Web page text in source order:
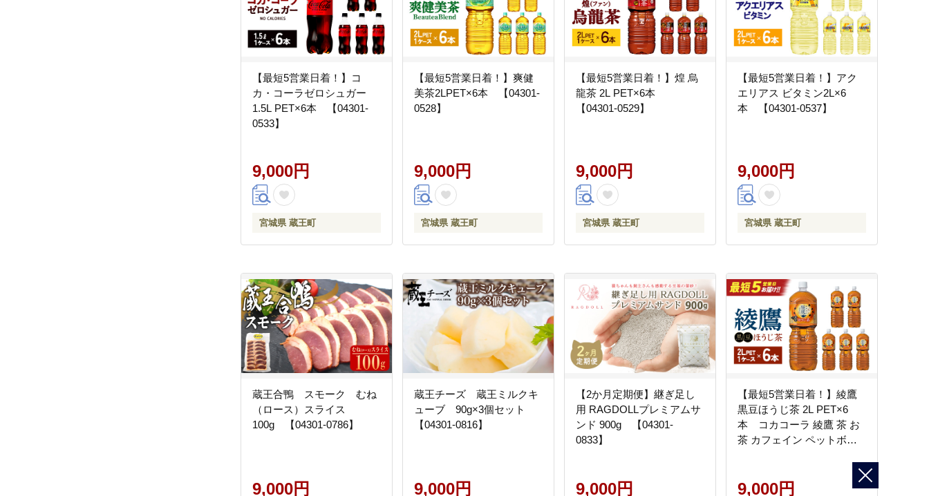
【最短5営業日着！】コ
カ・コーラゼロシュガー
1.5L PET×6本 【04301-
0533】
9,000円
宮城県 蔵王町
【最短5営業日着！】爽健
美茶2LPET×6本 【04301-
0528】
9,000円
宮城県 蔵王町
【最短5営業日着！】煌 烏
龍茶 2L PET×6本
【04301-0529】
9,000円
宮城県 蔵王町
【最短5営業日着！】アク
エリアス ビタミン2L×6
本 【04301-0537】
9,000円
宮城県 蔵王町
蔵王合鴨 スモーク むね
（ロース）スライス
100g 【04301-0786】
9,000円
蔵王チーズ 蔵王ミルクキ
ューブ 90g×3個セット
【04301-0816】
9,000円
【2か月定期便】継ぎ足し
用 RAGDOLLプレミアムサ
ンド 900g 【04301-
0833】
9,000円
【最短5営業日着！】綾鷹
黒豆ほうじ茶 2L PET×6
本 コカコーラ 綾鷹 茶 お
茶 カフェイン ペットボト
9,000円